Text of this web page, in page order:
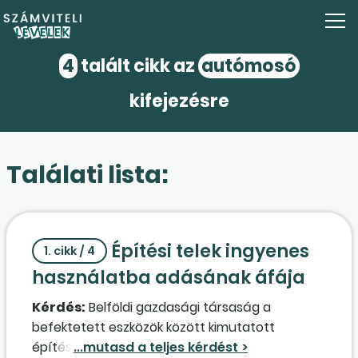
4talált cikk az autómosó
kifejezésre
Találati lista:
1. cikk / 4
Építési telek ingyenes
használatba adásának áfája
Kérdés: Belföldi gazdasági társaság a
befektetett eszközök között kimutatott
építésitelek-ingatlant a Ptk. 6:250. § alapján